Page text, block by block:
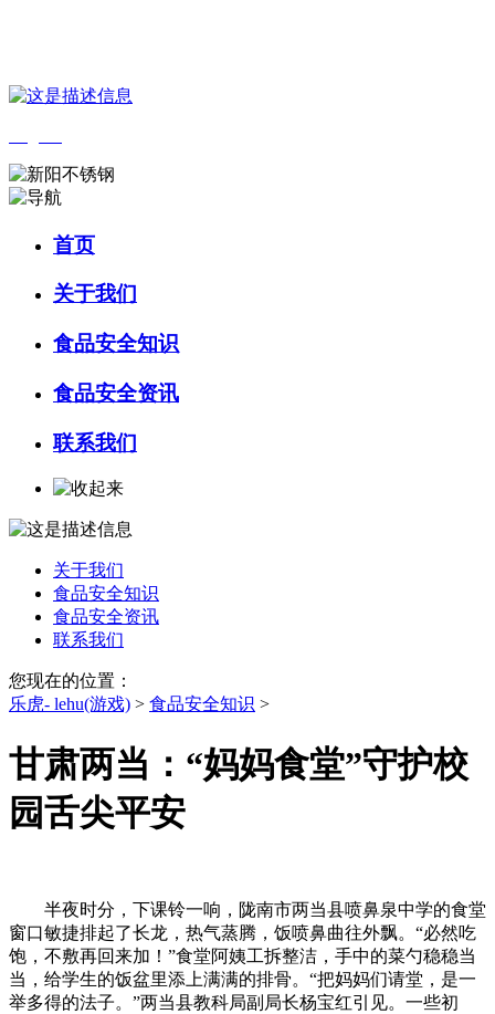
首页
关于我们
食品安全知识
食品安全资讯
联系我们
关于我们
食品安全知识
食品安全资讯
联系我们
您现在的位置：
乐虎- lehu(游戏) > 食品安全知识 >
甘肃两当：“妈妈食堂”守护校
园舌尖平安
半夜时分，下课铃一响，陇南市两当县喷鼻泉中学的食堂
窗口敏捷排起了长龙，热气蒸腾，饭喷鼻曲往外飘。“必然吃
饱，不敷再回来加！”食堂阿姨工拆整洁，手中的菜勺稳稳当
当，给学生的饭盆里添上满满的排骨。“把妈妈们请堂，是一
举多得的法子。”两当县教科局副局长杨宝红引见。一些初